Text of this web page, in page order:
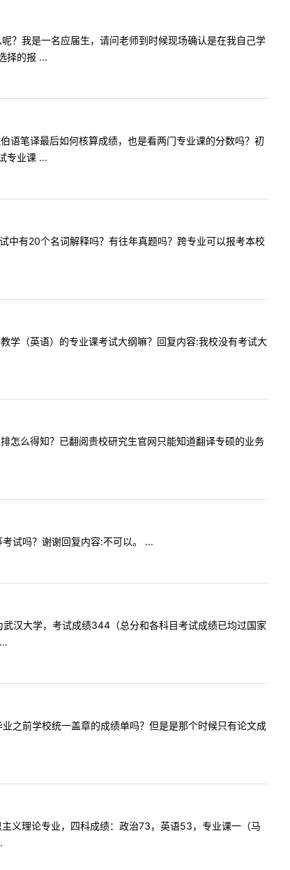
我是一名应届生，请问老师到时候现场确认是在我自己学
择的报 ...
笔译最后如何核算成绩，也是看两门专业课的分数吗？初
专业课 ...
有20个名词解释吗？有往年真题吗？跨专业可以报考本校
（英语）的专业课考试大纲嘛？回复内容:我校没有考试大
么得知？已翻阅贵校研究生官网只能知道翻译专硕的业务
试吗？谢谢回复内容:不可以。 ...
汉大学，考试成绩344（总分和各科目考试成绩已均过国家
前学校统一盖章的成绩单吗？但是是那个时候只有论文成
理论专业，四科成绩：政治73，英语53，专业课一（马